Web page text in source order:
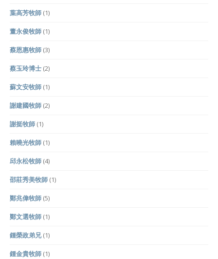
葉高芳牧師 (1)
董永俊牧師 (1)
蔡恩惠牧師 (3)
蔡玉玲博士 (2)
蘇文安牧師 (1)
謝建國牧師 (2)
謝挺牧師 (1)
賴曉光牧師 (1)
邱永松牧師 (4)
邵莊秀美牧師 (1)
鄭兆偉牧師 (5)
鄭文選牧師 (1)
鍾榮政弟兄(1)
鍾金貴牧師 (1)